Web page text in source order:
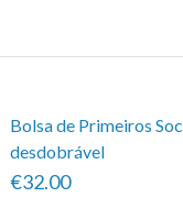
Bolsa de Primeiros
desdobrável
€32.00